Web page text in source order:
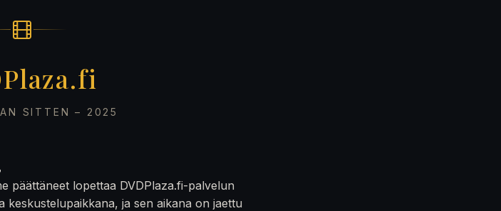
SITTEN – 2025
päättäneet lopettaa DVDPlaza.fi-palvelun
ja sen aikana on jaettu